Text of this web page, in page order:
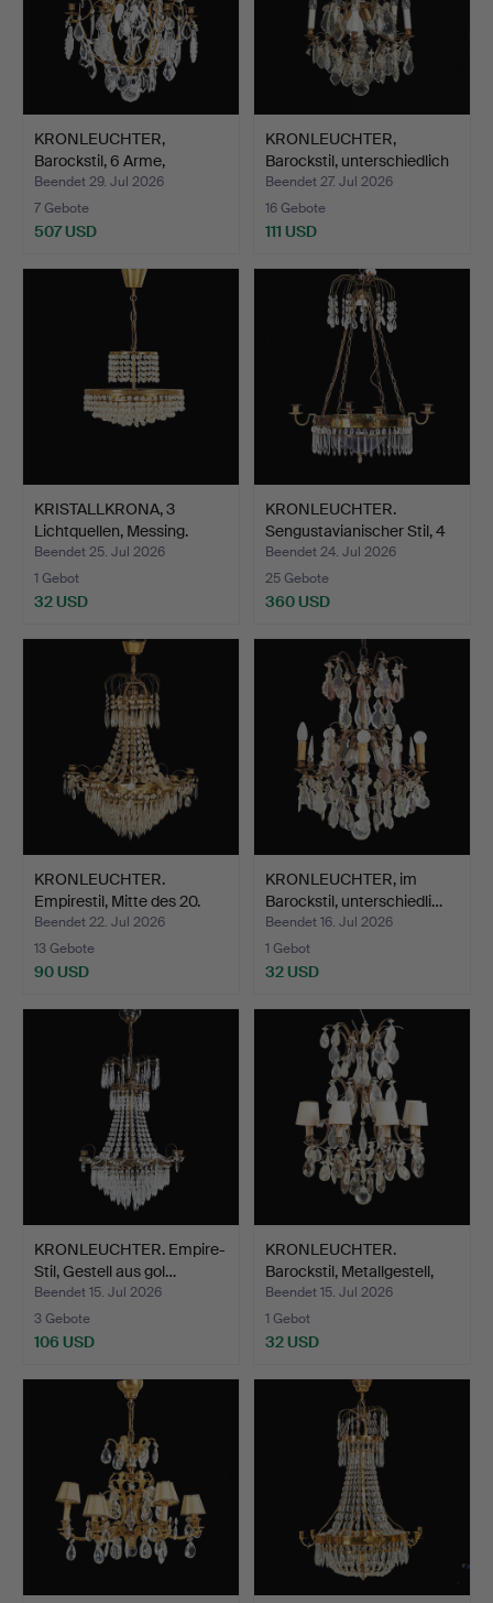
KRONLEUCHTER,
Barockstil, 6 Arme,
untersch…
Beendet 29. Jul 2026
7 Gebote
507 USD
KRONLEUCHTER,
Barockstil, unterschiedlich
…
Beendet 27. Jul 2026
16 Gebote
111 USD
KRISTALLKRONA, 3
Lichtquellen, Messing.
Beendet 25. Jul 2026
1 Gebot
32 USD
KRONLEUCHTER.
Sengustavianischer Stil, 4
L…
Beendet 24. Jul 2026
25 Gebote
360 USD
KRONLEUCHTER.
Empirestil, Mitte des 20.
Ja…
Beendet 22. Jul 2026
13 Gebote
90 USD
KRONLEUCHTER, im
Barockstil, unterschiedli…
Beendet 16. Jul 2026
1 Gebot
32 USD
KRONLEUCHTER. Empire-
Stil, Gestell aus gol…
Beendet 15. Jul 2026
3 Gebote
106 USD
KRONLEUCHTER.
Barockstil, Metallgestell,
m…
Beendet 15. Jul 2026
1 Gebot
32 USD